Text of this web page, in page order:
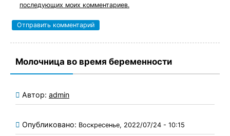
последующих моих комментариев.
Молочница во время беременности
Автор: admin
Опубликовано: Воскресенье, 2022/07/24 - 10:15